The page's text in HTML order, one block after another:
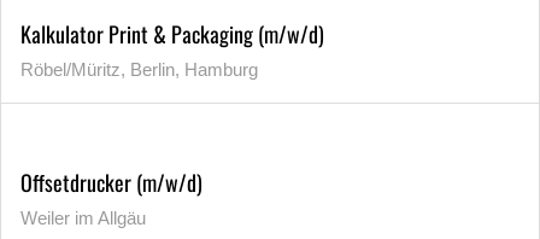
Kalkulator Print & Packaging (m/w/d)
Röbel/Müritz, Berlin, Hamburg
Offsetdrucker (m/w/d)
Weiler im Allgäu